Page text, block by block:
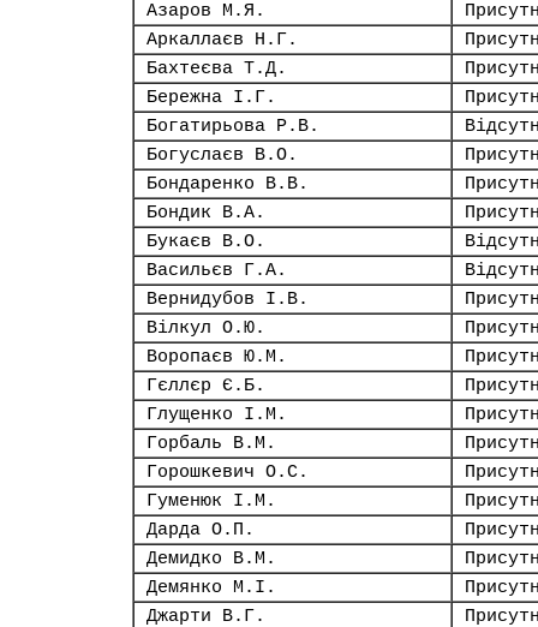
Азаров М.Я.
Аркаллаєв Н.Г.
Бахтеєва Т.Д.
Бережна І.Г.
Богатирьова Р.В.
Богуслаєв В.О.
Бондаренко В.В.
Бондик В.А.
Букаєв В.О.
Васильєв Г.А.
Вернидубов І.В.
Вілкул О.Ю.
Воропаєв Ю.М.
Гєллєр Є.Б.
Глущенко І.М.
Горбаль В.М.
Горошкевич О.С.
Гуменюк І.М.
Дарда О.П.
Демидко В.М.
Демянко М.І.
Джарти В.Г.